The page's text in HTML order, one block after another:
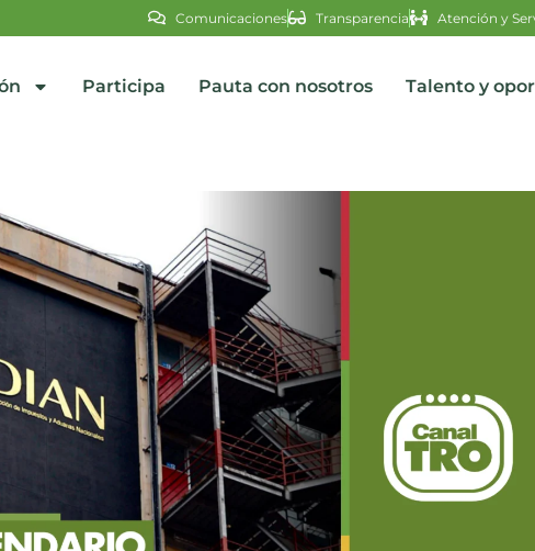
Comunicaciones Transparencia Atención y
Participa Pauta con nosotros Talento y